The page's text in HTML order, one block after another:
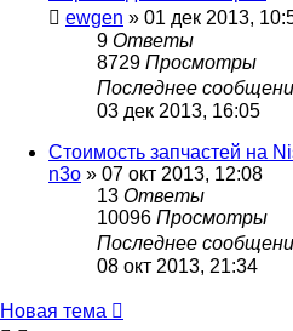
ewgen » 01 дек 2013,
9 Ответы
8729 Просмотры
Последнее
03 дек 2013, 16:05
Стоимость запчастей на
n3o » 07 окт 2013, 12:08
13 Ответы
10096 Просмотры
Последнее
08 окт 2013, 21:34
Новая тема